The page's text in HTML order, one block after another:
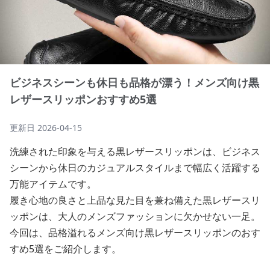
ビジネスシーンも休日も品格が漂う！メンズ向け黒
レザースリッポンおすすめ5選
更新日 2026-04-15
洗練された印象を与える黒レザースリッポンは、ビジネス
シーンから休日のカジュアルスタイルまで幅広く活躍する
万能アイテムです。
履き心地の良さと上品な見た目を兼ね備えた黒レザースリ
ッポンは、大人のメンズファッションに欠かせない一足。
今回は、品格溢れるメンズ向け黒レザースリッポンのおす
すめ5選をご紹介します。